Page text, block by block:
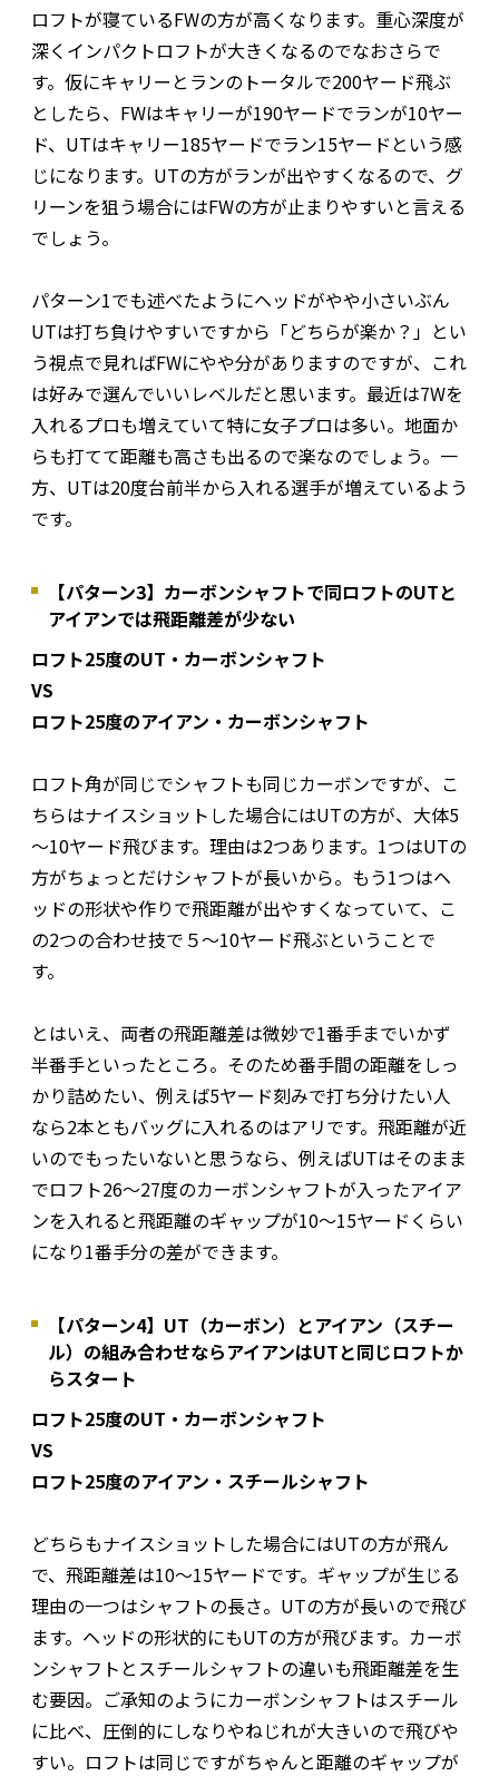
ロフトが寝ているFWの方が高くなります。重心深度が
深くインパクトロフトが大きくなるのでなおさらで
す。仮にキャリーとランのトータルで200ヤード飛ぶ
としたら、FWはキャリーが190ヤードでランが10ヤー
ド、UTはキャリー185ヤードでラン15ヤードという感
じになります。UTの方がランが出やすくなるので、グ
リーンを狙う場合にはFWの方が止まりやすいと言える
でしょう。
パターン1でも述べたようにヘッドがやや小さいぶん
UTは打ち負けやすいですから「どちらが楽か？」とい
う視点で見ればFWにやや分がありますのですが、これ
は好みで選んでいいレベルだと思います。最近は7Wを
入れるプロも増えていて特に女子プロは多い。地面か
らも打てて距離も高さも出るので楽なのでしょう。一
方、UTは20度台前半から入れる選手が増えているよう
です。
【パターン3】カーボンシャフトで同ロフトのUTと
アイアンでは飛距離差が少ない
ロフト25度のUT・カーボンシャフト
VS
ロフト25度のアイアン・カーボンシャフト
ロフト角が同じでシャフトも同じカーボンですが、こ
ちらはナイスショットした場合にはUTの方が、大体5
～10ヤード飛びます。理由は2つあります。1つはUTの
方がちょっとだけシャフトが長いから。もう1つはヘ
ッドの形状や作りで飛距離が出やすくなっていて、こ
の2つの合わせ技で５～10ヤード飛ぶということで
す。
とはいえ、両者の飛距離差は微妙で1番手までいかず
半番手といったところ。そのため番手間の距離をしっ
かり詰めたい、例えば5ヤード刻みで打ち分けたい人
なら2本ともバッグに入れるのはアリです。飛距離が近
いのでもったいないと思うなら、例えばUTはそのまま
でロフト26～27度のカーボンシャフトが入ったアイア
ンを入れると飛距離のギャップが10～15ヤードくらい
になり1番手分の差ができます。
【パターン4】UT（カーボン）とアイアン（スチー
ル）の組み合わせならアイアンはUTと同じロフトか
らスタート
ロフト25度のUT・カーボンシャフト
VS
ロフト25度のアイアン・スチールシャフト
どちらもナイスショットした場合にはUTの方が飛ん
で、飛距離差は10～15ヤードです。ギャップが生じる
理由の一つはシャフトの長さ。UTの方が長いので飛び
ます。ヘッドの形状的にもUTの方が飛びます。カーボ
ンシャフトとスチールシャフトの違いも飛距離差を生
む要因。ご承知のようにカーボンシャフトはスチール
に比べ、圧倒的にしなりやねじれが大きいので飛びや
すい。ロフトは同じですがちゃんと距離のギャップが